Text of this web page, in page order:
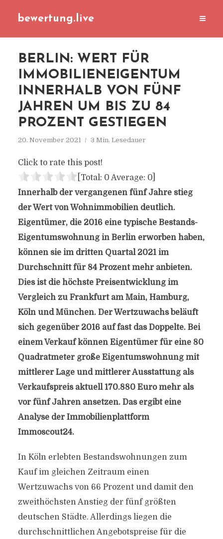
bewertung.live
BERLIN: WERT FÜR
IMMOBILIENEIGENTUM
INNERHALB VON FÜNF
JAHREN UM BIS ZU 84
PROZENT GESTIEGEN
20. November 2021 3 Min. Lesedauer
Click to rate this post!
[Total: 0 Average: 0]
Innerhalb der vergangenen fünf Jahre stieg
der Wert von Wohnimmobilien deutlich.
Eigentümer, die 2016 eine typische Bestands-
Eigentumswohnung in Berlin erworben haben,
können sie im dritten Quartal 2021 im
Durchschnitt für 84 Prozent mehr anbieten.
Dies ist die höchste Preisentwicklung im
Vergleich zu Frankfurt am Main, Hamburg,
Köln und München. Der Wertzuwachs beläuft
sich gegenüber 2016 auf fast das Doppelte. Bei
einem Verkauf können Eigentümer für eine 80
Quadratmeter große Eigentumswohnung mit
mittlerer Lage und mittlerer Ausstattung als
Verkaufspreis aktuell 170.880 Euro mehr als
vor fünf Jahren ansetzen. Das ergibt eine
Analyse der Immobilienplattform
Immoscout24.
In Köln erlebten Bestandswohnungen zum
Kauf im gleichen Zeitraum einen
Wertzuwachs von 66 Prozent und damit den
zweithöchsten Anstieg der fünf größten
deutschen Städte. Allerdings liegen die
durchschnittlichen Angebotspreise für die